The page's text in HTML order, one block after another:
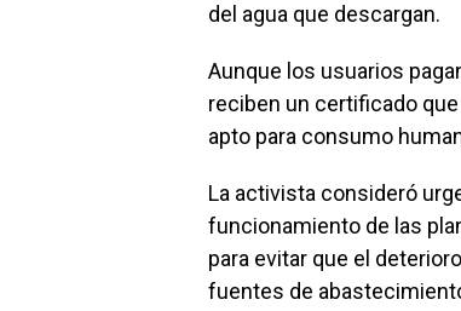
del agua que descargan.
Aunque los usuarios
reciben un certificado
apto para consumo
La activista consideró
funcionamiento de las
para evitar que el
fuentes de